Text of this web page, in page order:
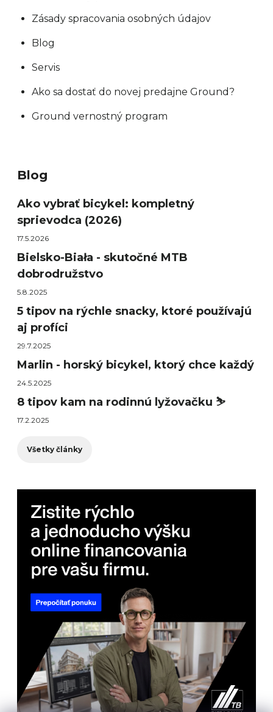
Zásady spracovania osobných údajov
Blog
Servis
Ako sa dostať do novej predajne Ground?
Ground vernostný program
Blog
Ako vybrať bicykel: kompletný
sprievodca (2026)
17.5.2026
Bielsko-Biała - skutočné MTB
dobrodružstvo
5.8.2025
5 tipov na rýchle snacky, ktoré používajú
aj profíci
29.7.2025
Marlin - horský bicykel, ktorý chce každý
24.5.2025
8 tipov kam na rodinnú lyžovačku ⛷️
17.2.2025
Všetky články